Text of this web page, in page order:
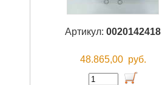
Артикул: 0020142418
48.865,00 руб.